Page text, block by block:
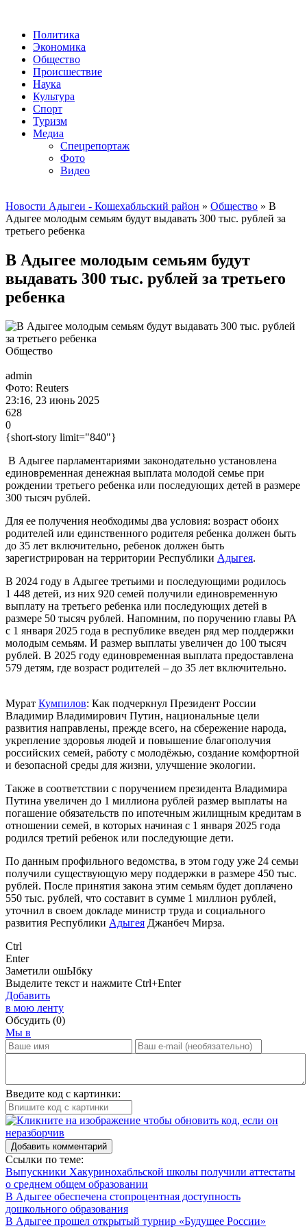
Политика
Экономика
Общество
Происшествие
Наука
Культура
Спорт
Туризм
Медиа
Спецрепортаж
Фото
Видео
Новости Адыгеи - Кошехабльский район » Общество » В
Адыгее молодым семьям будут выдавать 300 тыс. рублей за
третьего ребенка
В Адыгее молодым семьям будут
выдавать 300 тыс. рублей за третьего
ребенка
Общество
admin
Фото: Reuters
23:16, 23 июнь 2025
628
0
{short-story limit="840"}
В Адыгее парламентариями законодательно установлена
единовременная денежная выплата молодой семье при
рождении третьего ребенка или последующих детей в размере
300 тысяч рублей.
Для ее получения необходимы два условия: возраст обоих
родителей или единственного родителя ребенка должен быть
до 35 лет включительно, ребенок должен быть
зарегистрирован на территории Республики Адыгея.
В 2024 году в Адыгее третьими и последующими родилось
1 448 детей, из них 920 семей получили единовременную
выплату на третьего ребенка или последующих детей в
размере 50 тысяч рублей. Напомним, по поручению главы РА
с 1 января 2025 года в республике введен ряд мер поддержки
молодым семьям. И размер выплаты увеличен до 100 тысяч
рублей. В 2025 году единовременная выплата предоставлена
579 детям, где возраст родителей – до 35 лет включительно.
Мурат Кумпилов: Как подчеркнул Президент России
Владимир Владимирович Путин, национальные цели
развития направлены, прежде всего, на сбережение народа,
укрепление здоровья людей и повышение благополучия
российских семей, работу с молодёжью, создание комфортной
и безопасной среды для жизни, улучшение экологии.
Также в соответствии с поручением президента Владимира
Путина увеличен до 1 миллиона рублей размер выплаты на
погашение обязательств по ипотечным жилищным кредитам в
отношении семей, в которых начиная с 1 января 2025 года
родился третий ребенок или последующие дети.
По данным профильного ведомства, в этом году уже 24 семьи
получили существующую меру поддержки в размере 450 тыс.
рублей. После принятия закона этим семьям будет доплачено
550 тыс. рублей, что составит в сумме 1 миллион рублей,
уточнил в своем докладе министр труда и социального
развития Республики Адыгея Джанбеч Мирза.
Ctrl
Enter
Заметили ошЫбку
Выделите текст и нажмите Ctrl+Enter
Добавить
в мою ленту
Обсудить (0)
Мы в
Введите код с картинки:
Добавить комментарий
Ссылки по теме:
Выпускники Хакуринохабльской школы получили аттестаты
о среднем общем образовании
В Адыгее обеспечена стопроцентная доступность
дошкольного образования
В Адыгее прошел открытый турнир «Будущее России»